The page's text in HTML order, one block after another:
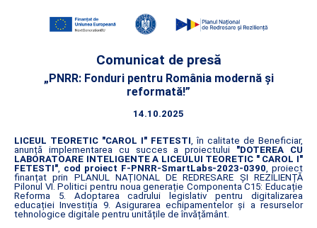
Comunicat de presă
„PNRR: Fonduri pentru România modernă și
reformată!”
14.10.2025
LICEUL TEORETIC "CAROL I" FETESTI, în calitate de Beneficiar,
anunță implementarea cu succes a proiectului "DOTEREA CU
LABORATOARE INTELIGENTE A LICEULUI TEORETIC " CAROL I"
FETESTI", cod proiect F-PNRR-SmartLabs-2023-0390, proiect
finanțat prin PLANUL NAȚIONAL DE REDRESARE ȘI REZILIENȚĂ
Pilonul VI. Politici pentru noua generație Componenta C15: Educație
Reforma 5. Adoptarea cadrului legislativ pentru digitalizarea
educației Investiția 9. Asigurarea echipamentelor și a resurselor
tehnologice digitale pentru unitățile de învățământ.